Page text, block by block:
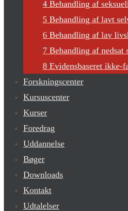
4 Behandling af
5 Behandling af lavt
6 Behandling af lav
7 Behandling af nedsat
8 Evidensbaseret ikke-
Forskningscenter
Kursuscenter
Kurser
Foredrag
Uddannelse
Bøger
Downloads
Kontakt
Udtalelser